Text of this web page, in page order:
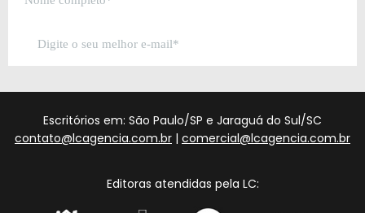
Escritórios em: São Paulo/SP e Jaraguá do Sul/SC
contato@lcagencia.com.br | comercial@lcagencia.com.br
Editoras atendidas pela LC: